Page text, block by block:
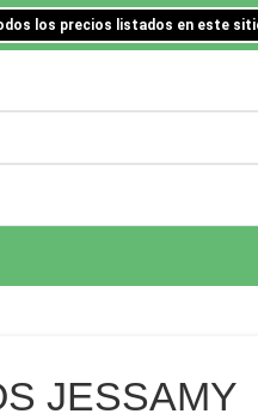
los precios listados en este
JESSAMY